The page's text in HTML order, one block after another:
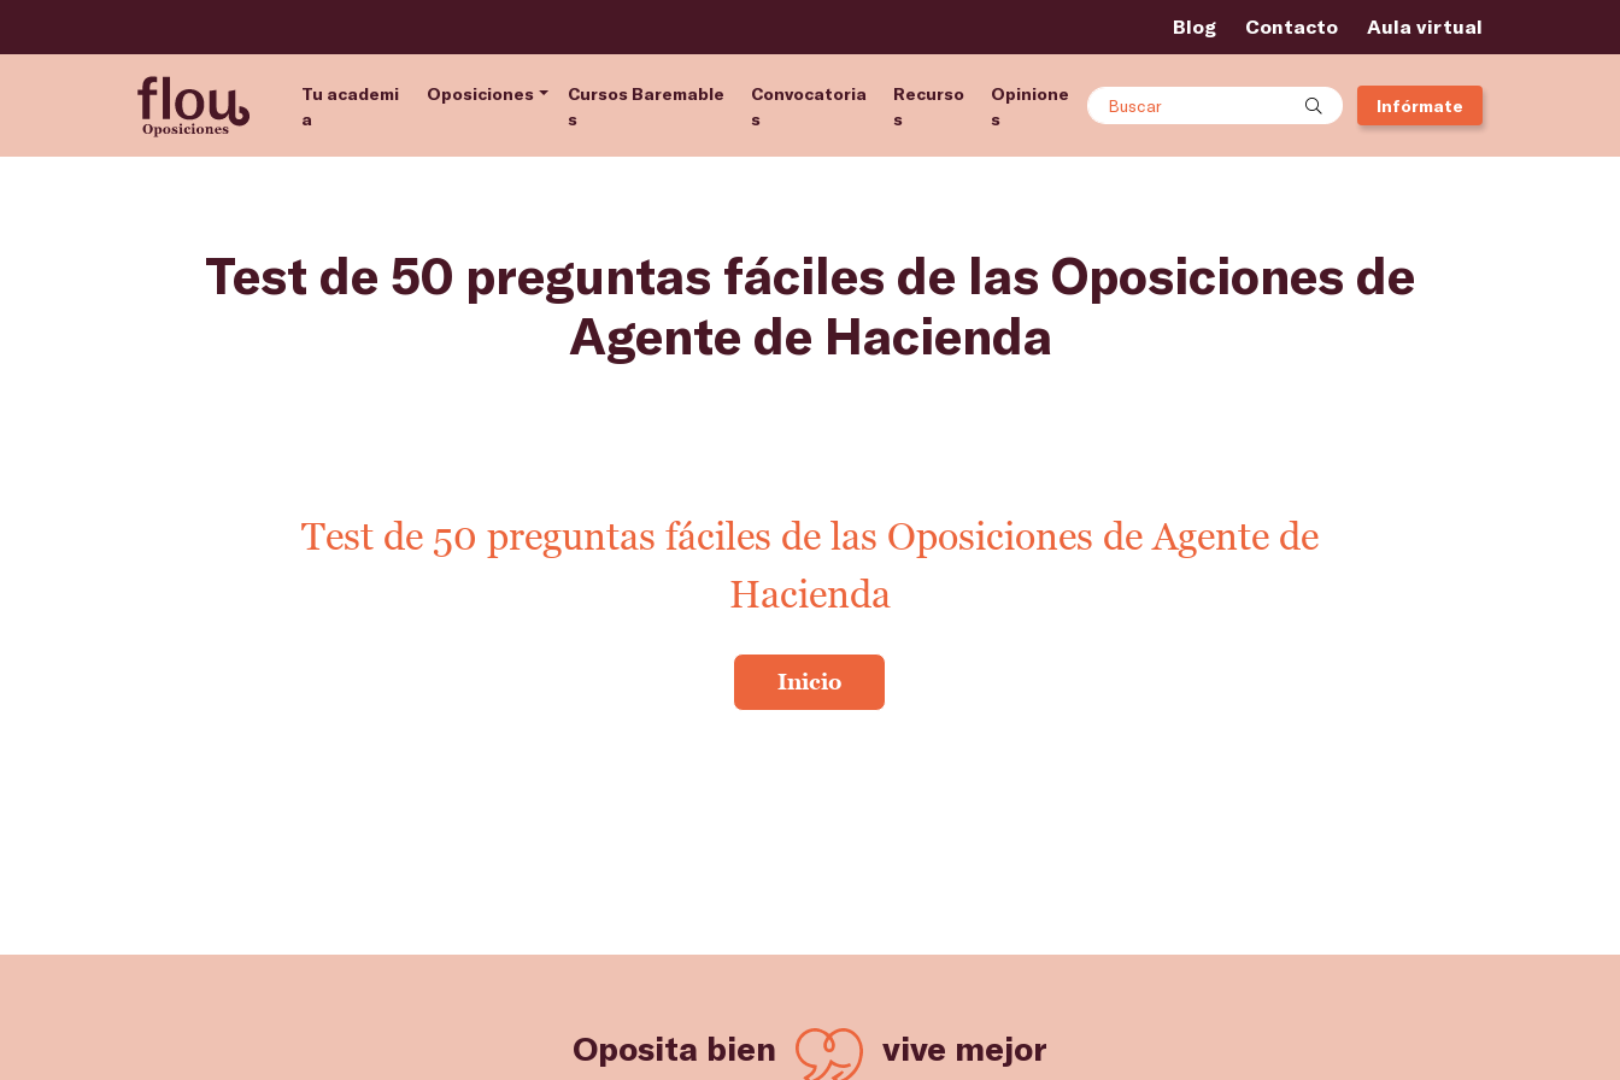
Blog Contacto Aula virtual
Tu academi
a
Oposiciones
Cursos Baremable
s
Convocatoria
s
Recurso
s
Opinione
s
Buscar Infórmate
Test de 50 preguntas fáciles de las Oposiciones de
Agente de Hacienda
Test de 50 preguntas fáciles de las Oposiciones de Agente de
Hacienda
Oposita bien vive mejor